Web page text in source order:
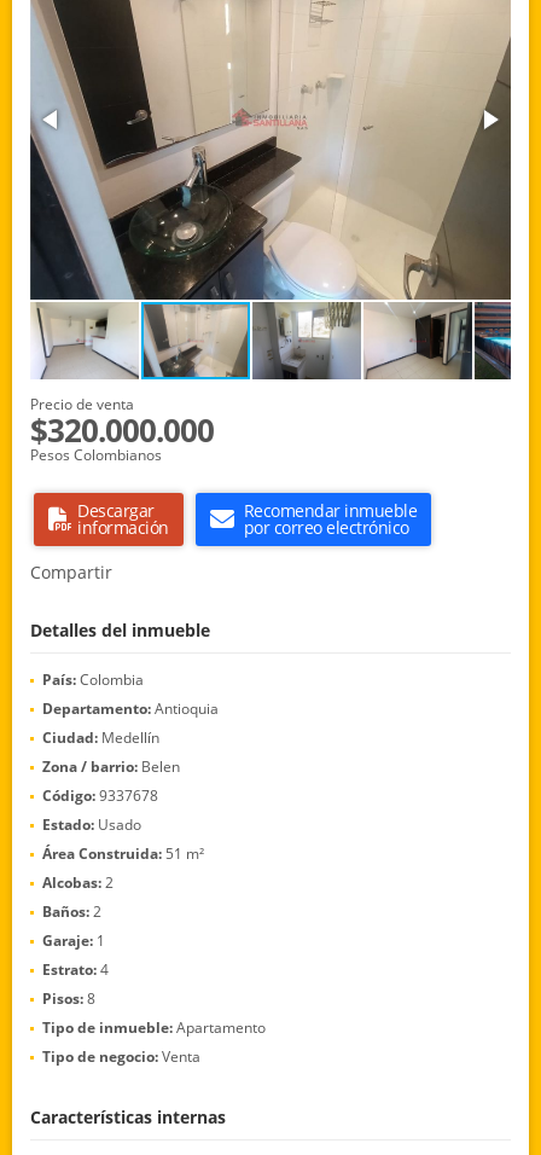
Precio de venta
$320.000.000
Pesos Colombianos
Descargar
información
Recomendar inmueble
por correo electrónico
Compartir
Detalles del inmueble
País:Colombia
Departamento:Antioquia
Ciudad: Medellín
Zona / barrio: Belen
Código:9337678
Estado: Usado
Área Construida: 51 m²
Alcobas:2
Baños:2
Garaje: 1
Estrato:4
Pisos:8
Tipo de inmueble:Apartamento
Tipo de negocio:Venta
Características internas